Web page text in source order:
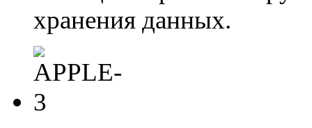
хранения данных.